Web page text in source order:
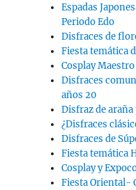
Espadas
Periodo Edo
Disfraces de
Fiesta temática
Cosplay
Disfraces
años 20
Disfraz de
¿Disfraces
Disfraces de
Fiesta temática
Cosplay y
Fiesta Oriental-